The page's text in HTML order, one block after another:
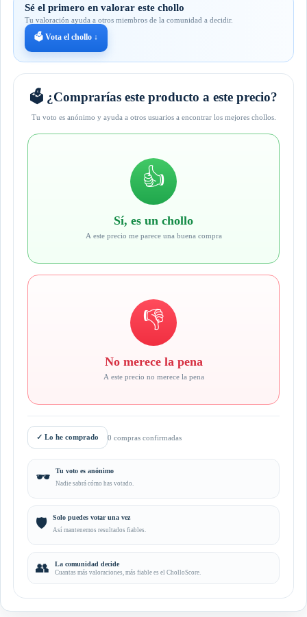
Sé el primero en valorar este chollo
Tu valoración ayuda a otros miembros de la comunidad a decidir.
🗳️ Vota el chollo ↓
🗳️ ¿Comprarías este producto a este precio?
Tu voto es anónimo y ayuda a otros usuarios a encontrar los mejores chollos.
👍
Sí, es un chollo
A este precio me parece una buena compra
👎
No merece la pena
A este precio no merece la pena
✓ Lo he comprado 0 compras confirmadas
🕶️ Tu voto es anónimo
Nadie sabrá cómo has votado.
🛡️ Solo puedes votar una vez
Así mantenemos resultados fiables.
👥 La comunidad decide
Cuantas más valoraciones, más fiable es el CholloScore.